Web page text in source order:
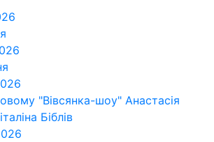
"Вівсянка-шоу" Анастасія
Біблів